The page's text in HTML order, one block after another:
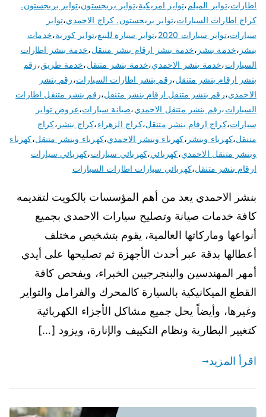
اطارات،تواير الميلم،تواير امريكية،تواير بريجستون،تواير بريجستون.
كراج اطارات السيارات،تواير بريجستون. كراج الاحمدي،تواير
سيارات،تواير سيارات 2020 ،تواير سيارة للبيع،تواير كورية،خدمات
بنشر ،خدمة بنشر ،خدمة بنشر ارقام بنشر متنقل،خدمة بنشر اطارات
السيارات،خدمة بنشر الاحمدي،خدمة بنشر متنقل،خدمة طريق،رقم
بنشر ارقام بنشر متنقل،رقم بنشر اطارات السيارات،رقم بنشر
الاحمدي،رقم بنشر متنقل ارقام بنشر متنقل،رقم بنشر متنقل اطارات
السيارات،رقم بنشر متنقل الاحمدي،صيانة سيارات،عروض تواير
سيارات،كراج ارقام بنشر متنقل،كراج الزهراء،كراج بنشر ،كراج
متنقل،كهرباء وبنشر ،كهرباء وبنشر الاحمدي،كهرباء وبنشر متنقل،كهرباء
وبنشر متنقل الاحمدي،كهربائي،كهربائي سيارات،كهربائي سيارات
ارقام بنشر متنقل،كهربائي سيارات اطارات السيارات
بنشر الاحمدي يعد من أهم المؤسسات بالكويت لتقديمه
كافة خدمات صيانة وتصليح سيارات الاحمدي بجميع
أنواعها وماركاتها العالمية، يقوم بتشخيص مختلف
أعطالها بدقة عبر أحدث الأجهزة ثم تصليحها على أيدي
أمهر المهندسين والبنجرجيين الخبراء، ويفحص كافة
القطع الميكانيكية بالسيارة كالمحرك والفرامل والتواير
وغيرها، وأيضاً يحل جميع مشاكل الأجزاء الكهربائية
كتغيير البطارية ونظام التكييف والإنارة، ويزود […]
اقرأ المزيد